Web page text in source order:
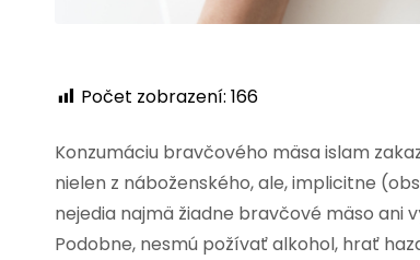
Počet zobrazení: 166
Konzumáciu bravčového mäsa islam
nielen z náboženského, ale, implicitne
nejedia najmä žiadne bravčové mäso ani
Podobne, nesmú požívať alkohol, hrať